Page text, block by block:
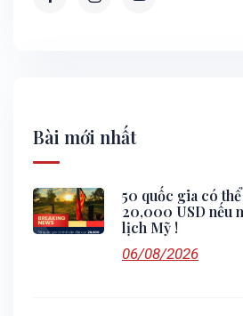
Bài mới nhất
50 quốc gia có
20,000 USD nếu
lịch Mỹ !
06/08/2026